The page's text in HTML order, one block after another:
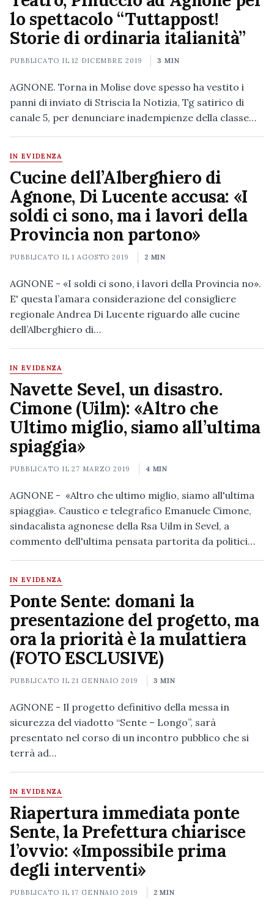
lo spettacolo “Tuttappost!
Storie di ordinaria italianità”
PUBBLICATO IL12 DICEMBRE 2019 3 MIN
AGNONE. Torna in Molise dove spesso ha vestito i
panni di inviato di Striscia la Notizia, Tg satirico di
canale 5, per denunciare inadempienze della classe…
IN EVIDENZA
Cucine dell’Alberghiero di
Agnone, Di Lucente accusa: «I
soldi ci sono, ma i lavori della
Provincia non partono»
PUBBLICATO IL1 AGOSTO 2019 2 MIN
AGNONE - «I soldi ci sono, i lavori della Provincia no».
E' questa l’amara considerazione del consigliere
regionale Andrea Di Lucente riguardo alle cucine
dell’Alberghiero di…
IN EVIDENZA
Navette Sevel, un disastro.
Cimone (Uilm): «Altro che
Ultimo miglio, siamo all’ultima
spiaggia»
PUBBLICATO IL27 MARZO 2019 4 MIN
AGNONE - «Altro che ultimo miglio, siamo all'ultima
spiaggia». Caustico e telegrafico Emanuele Cimone,
sindacalista agnonese della Rsa Uilm in Sevel, a
commento dell'ultima pensata partorita da politici…
IN EVIDENZA
Ponte Sente: domani la
presentazione del progetto, ma
ora la priorità è la mulattiera
(FOTO ESCLUSIVE)
PUBBLICATO IL21 GENNAIO 2019 3 MIN
AGNONE - Il progetto definitivo della messa in
sicurezza del viadotto “Sente – Longo”, sarà
presentato nel corso di un incontro pubblico che si
terrà ad…
IN EVIDENZA
Riapertura immediata ponte
Sente, la Prefettura chiarisce
l’ovvio: «Impossibile prima
degli interventi»
PUBBLICATO IL17 GENNAIO 2019 2 MIN